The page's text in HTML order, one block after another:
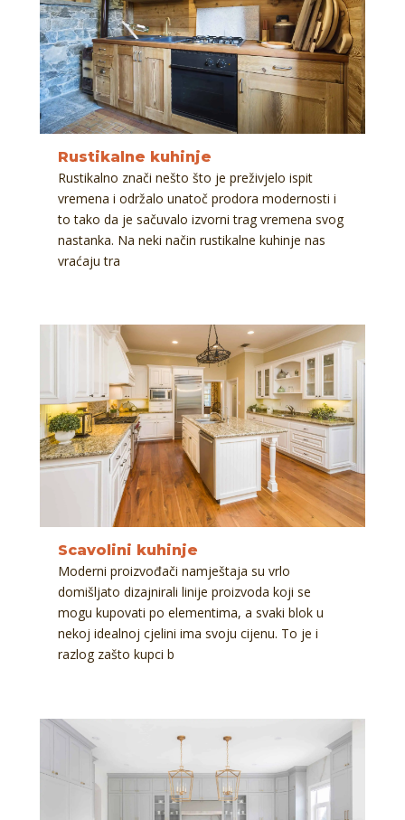
Rustikalne kuhinje
Rustikalno znači nešto što je preživjelo ispit
vremena i održalo unatoč prodora modernosti i
to tako da je sačuvalo izvorni trag vremena svog
nastanka. Na neki način rustikalne kuhinje nas
vraćaju tra
Scavolini kuhinje
Moderni proizvođači namještaja su vrlo
domišljato dizajnirali linije proizvoda koji se
mogu kupovati po elementima, a svaki blok u
nekoj idealnoj cjelini ima svoju cijenu. To je i
razlog zašto kupci b